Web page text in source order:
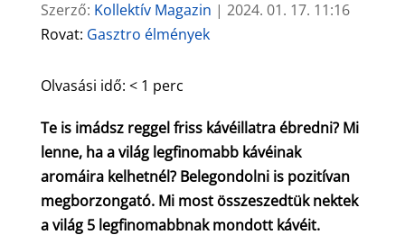
Szerző: Kollektív Magazin | 2024. 01. 17. 11:16
Rovat: Gasztro élmények
Olvasási idő: < 1 perc
Te is imádsz reggel friss kávéillatra ébredni? Mi
lenne, ha a világ legfinomabb kávéinak
aromáira kelhetnél? Belegondolni is pozitívan
megborzongató. Mi most összeszedtük nektek
a világ 5 legfinomabbnak mondott kávéit.